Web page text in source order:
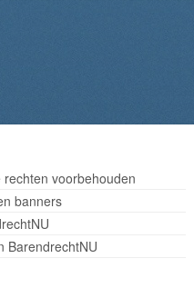
voorbehouden
banners
BarendrechtNU